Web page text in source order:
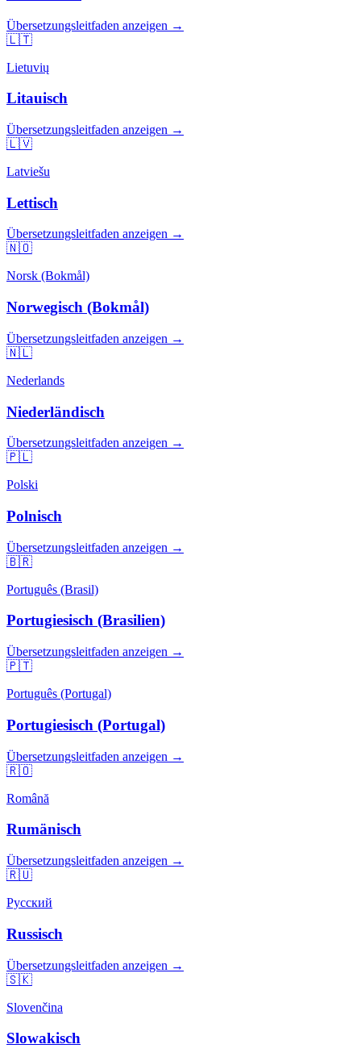
Übersetzungsleitfaden anzeigen →
🇱🇹
Lietuvių
Litauisch
Übersetzungsleitfaden anzeigen →
🇱🇻
Latviešu
Lettisch
Übersetzungsleitfaden anzeigen →
🇳🇴
Norsk (Bokmål)
Norwegisch (Bokmål)
Übersetzungsleitfaden anzeigen →
🇳🇱
Nederlands
Niederländisch
Übersetzungsleitfaden anzeigen →
🇵🇱
Polski
Polnisch
Übersetzungsleitfaden anzeigen →
🇧🇷
Português (Brasil)
Portugiesisch (Brasilien)
Übersetzungsleitfaden anzeigen →
🇵🇹
Português (Portugal)
Portugiesisch (Portugal)
Übersetzungsleitfaden anzeigen →
🇷🇴
Română
Rumänisch
Übersetzungsleitfaden anzeigen →
🇷🇺
Русский
Russisch
Übersetzungsleitfaden anzeigen →
🇸🇰
Slovenčina
Slowakisch